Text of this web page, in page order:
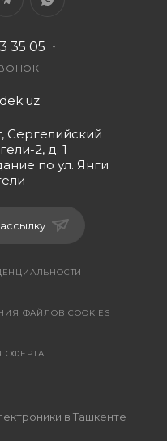
35 05
Сергелийский
2, д. 1
по ул. Янги
ФАЙЛОВ COOKIES
ОФЕРТА
в Ташкенте